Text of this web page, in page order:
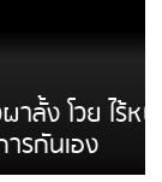
ไลด์ ต้อง